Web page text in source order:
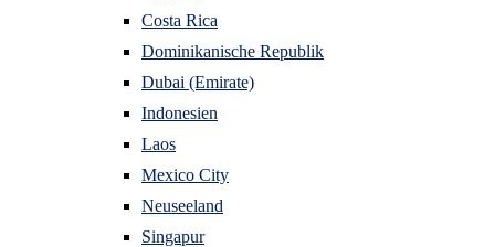
Costa Rica
Dominikanische Republik
Dubai (Emirate)
Indonesien
Laos
Mexico City
Neuseeland
Singapur